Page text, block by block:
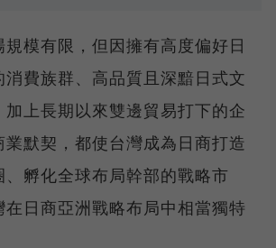
模有限，但因擁有高度偏好日
費族群、高品質且深黯日式文
上長期以來雙邊貿易打下的企
默契，都使台灣成為日商打造
孵化全球布局幹部的戰略市
日商亞洲戰略布局中相當獨特